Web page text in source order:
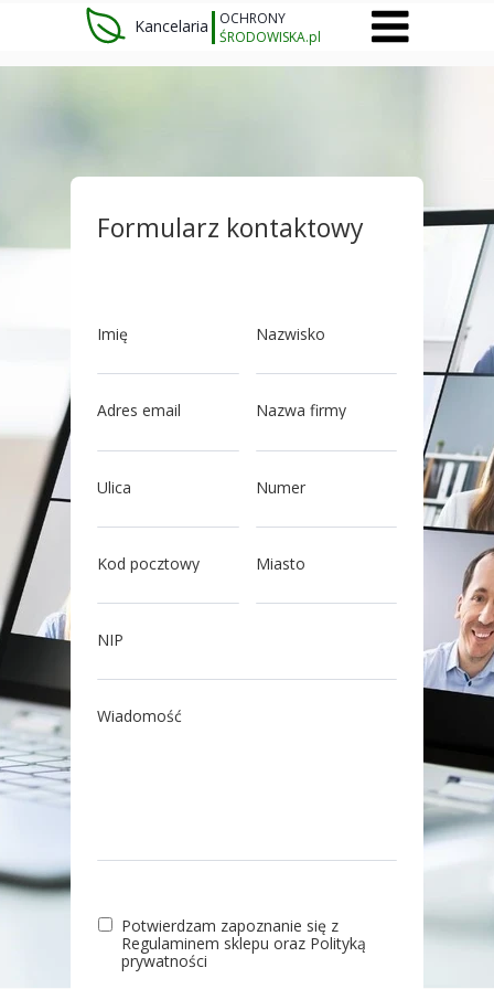
Kancelaria
OCHRONY
ŚRODOWISKA.pl
Formularz kontaktowy
Imię Nazwisko
Adres email Nazwa firmy
Ulica Numer
Kod pocztowy Miasto
NIP
Wiadomość
Potwierdzam zapoznanie się z
Regulaminem sklepu oraz Polityką
prywatności